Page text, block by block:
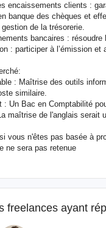
encaissements clients :
banque des chèques et
de la trésorerie.
bancaires :
: participer à l’émission et
: Maîtrise des outils
similaire.
: Un Bac en Comptabilité
maîtrise de l'anglais serait
vous n'êtes pas basée à
ne sera pas retenue
freelances ayant